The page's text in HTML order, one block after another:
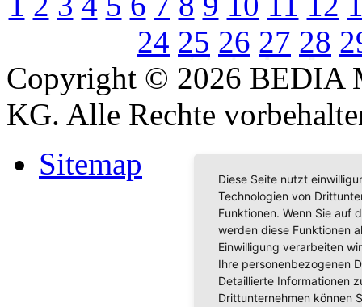
24 25 26 27 28
Copyright © 2026 BEDIA
KG. Alle Rechte
Sitemap
Diese Seite nutzt
Technologien von
Funktionen. Wenn Sie auf
werden diese Funktionen
Einwilligung verarbeiten
Ihre personenbezogenen
Detaillierte Informationen
Drittunternehmen können